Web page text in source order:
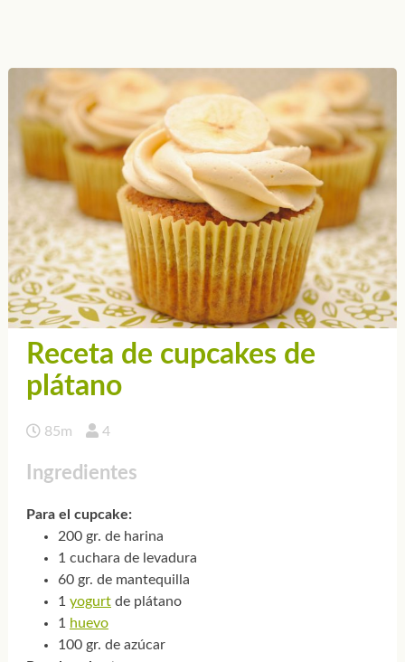
Receta de cupcakes de
plátano
85m 4
Ingredientes
Para el cupcake:
200 gr. de harina
1 cuchara de levadura
60 gr. de mantequilla
1 yogurtde plátano
1 huevo
100 gr. de azúcar